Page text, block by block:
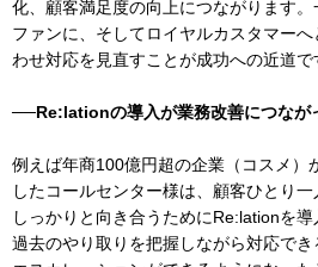
化、顧客満足度の向上につながります
ファンに、そしてロイヤルカスタマー
わせ対応を見直すことが成功への近道で
──Re:lationの導入が業務改善につなが
例えば年商100億円超の企業（コスメ）
したコールセンター様は、顧客ひとり
しっかりと向き合うためにRe:lationを
過去のやり取りを把握しながら対応で